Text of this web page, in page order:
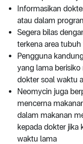
Informasikan
atau dalam
Segera bilas
terkena area
Pengguna
yang lama
dokter soal waktu
Neomycin juga
mencerna
dalam makanan
kepada dokter jika
waktu lama